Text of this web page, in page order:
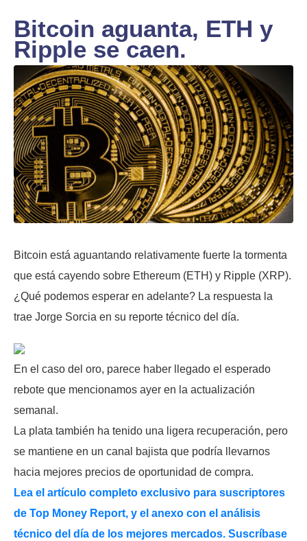
Bitcoin aguanta, ETH y
Ripple se caen.
Bitcoin está aguantando relativamente fuerte la tormenta
que está cayendo sobre Ethereum (ETH) y Ripple (XRP).
¿Qué podemos esperar en adelante? La respuesta la
trae Jorge Sorcia en su reporte técnico del día.
En el caso del oro, parece haber llegado el esperado
rebote que mencionamos ayer en la actualización
semanal.
La plata también ha tenido una ligera recuperación, pero
se mantiene en un canal bajista que podría llevarnos
hacia mejores precios de oportunidad de compra.
Lea el artículo completo exclusivo para suscriptores
de Top Money Report, y el anexo con el análisis
técnico del día de los mejores mercados. Suscríbase